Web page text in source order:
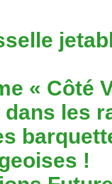
« Côté
dans les
!